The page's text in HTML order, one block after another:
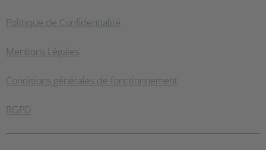
Politique de Confidentialité
Mentions Légales
Conditions générales de fonctionnement
RGPD